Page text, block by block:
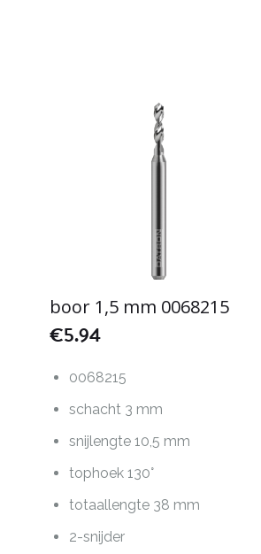
boor 1,5 mm 0068215
€5.94
0068215
schacht 3 mm
snijlengte 10,5 mm
tophoek 130°
totaallengte 38 mm
2-snijder